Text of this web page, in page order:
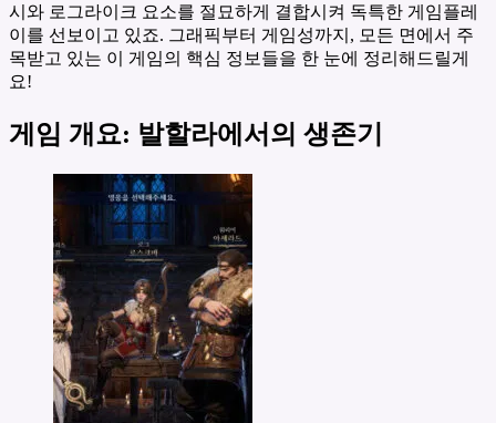
시와 로그라이크 요소를 절묘하게 결합시켜 독특한 게임플레
이를 선보이고 있죠. 그래픽부터 게임성까지, 모든 면에서 주
목받고 있는 이 게임의 핵심 정보들을 한 눈에 정리해드릴게
요!
게임 개요: 발할라에서의 생존기